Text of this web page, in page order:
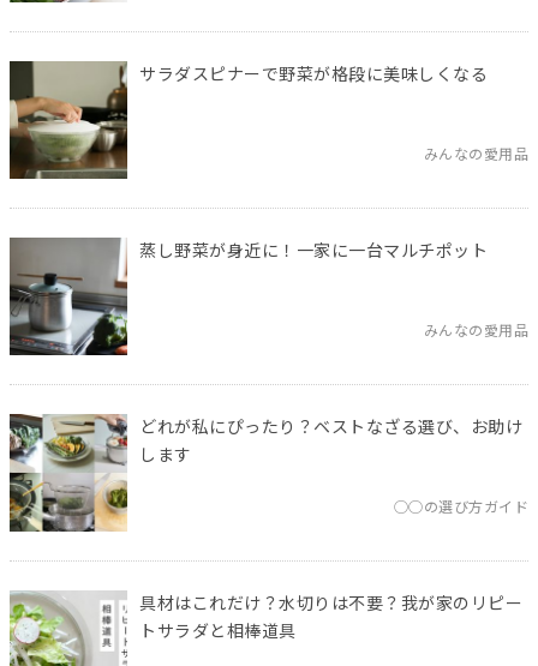
サラダスピナーで野菜が格段に美味しくなる
みんなの愛用品
蒸し野菜が身近に！一家に一台マルチポット
みんなの愛用品
どれが私にぴったり？ベストなざる選び、お助け
します
◯◯の選び方ガイド
具材はこれだけ？水切りは不要？我が家のリピー
トサラダと相棒道具